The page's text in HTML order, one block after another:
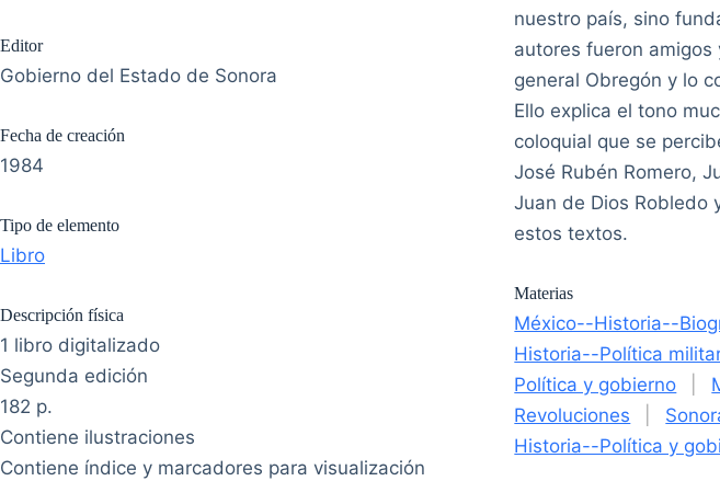
Editor
Gobierno del Estado de Sonora
Fecha de creación
1984
Tipo de elemento
Libro
Descripción física
1 libro digitalizado
Segunda edición
182 p.
Contiene ilustraciones
Contiene índice y marcadores para visualización
nuestro país, sino
autores fueron
general Obregón y lo
Ello explica el tono
coloquial que se
José Rubén Romero,
Juan de Dios Robledo
estos textos.
Materias
México--Historia--
Historia--Política
Política y gobierno
Revoluciones
Historia--Política y